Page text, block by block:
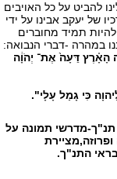
להביט על כל האויבים
של יעקב אבינו על ידי
תמיד מחוברים
במהרה -דברי הנבואה:
הָאָ֗רֶץ דֵּעָה֙ אֶת־ יְהֹוָ֔ה
כִּי גָמַל עָלָי".
תנ"ך-מדרשי תמונה על
התנ"ך.